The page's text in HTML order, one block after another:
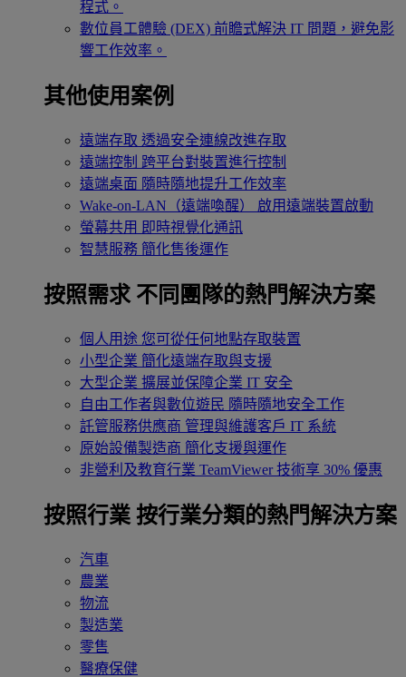
程式。
數位員工體驗 (DEX) 前瞻式解決 IT 問題，避免影
響工作效率。
其他使用案例
遠端存取 透過安全連線改進存取
遠端控制 跨平台對裝置進行控制
遠端桌面 隨時隨地提升工作效率
Wake-on-LAN（遠端喚醒）
啟用遠端裝置啟動
螢幕共用 即時視覺化通訊
智慧服務 簡化售後運作
按照需求 不同團隊的熱門解決方案
個人用途 您可從任何地點存取裝置
小型企業 簡化遠端存取與支援
大型企業 擴展並保障企業 IT 安全
自由工作者與數位遊民 隨時隨地安全工作
託管服務供應商 管理與維護客戶 IT 系統
原始設備製造商 簡化支援與運作
非營利及教育行業 TeamViewer 技術享 30% 優惠
按照行業 按行業分類的熱門解決方案
汽車
農業
物流
製造業
零售
醫療保健